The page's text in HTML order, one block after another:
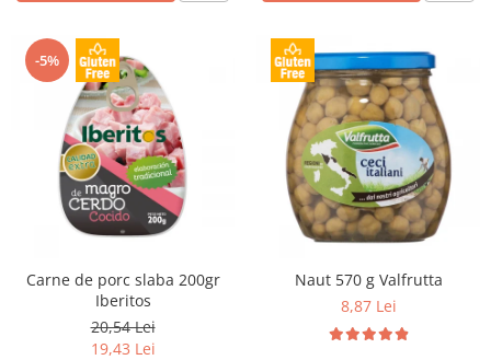
-5%
Carne de porc slaba 200gr
Iberitos
20,54 Lei
19,43 Lei
Naut 570 g Valfrutta
8,87 Lei